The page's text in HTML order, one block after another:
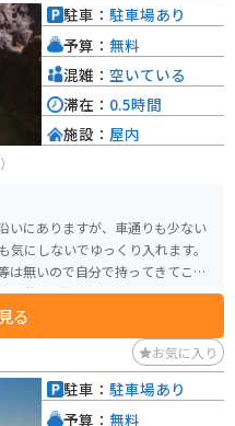
いにありますが、車通りも少ない
にしないでゆっくり入れます。
は無いので自分で持ってきてこな
の芯から温まります。道東は夏で
る
駐車： 駐車場あり
予算： 無料
混雑： 空いている
滞在： 0.5時間
施設： 屋内
お気に入り
駐車： 駐車場あり
予算： 無料